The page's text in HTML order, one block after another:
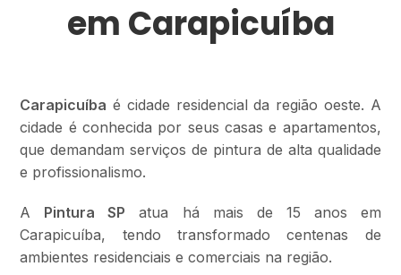
em Carapicuíba
Carapicuíba é cidade residencial da região oeste. A
cidade é conhecida por seus casas e apartamentos,
que demandam serviços de pintura de alta qualidade
e profissionalismo.
A Pintura SP atua há mais de 15 anos em
Carapicuíba, tendo transformado centenas de
ambientes residenciais e comerciais na região.